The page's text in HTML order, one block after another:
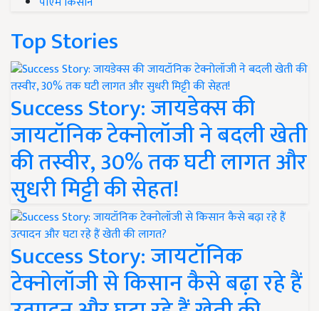
Top Stories
Success Story: जायडेक्स की
जायटॉनिक टेक्नोलॉजी ने बदली खेती
की तस्वीर, 30% तक घटी लागत और
सुधरी मिट्टी की सेहत!
Success Story: जायटॉनिक
टेक्नोलॉजी से किसान कैसे बढ़ा रहे हैं